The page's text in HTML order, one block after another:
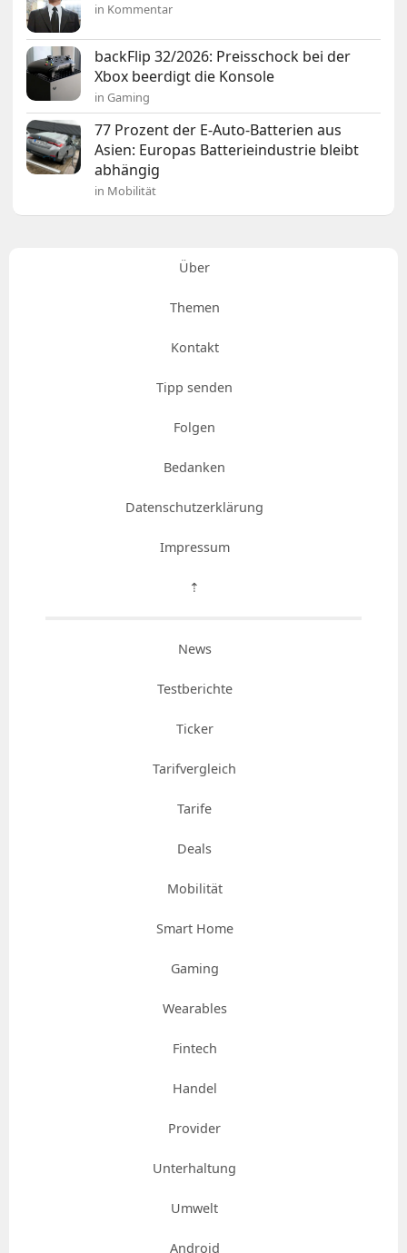
in Kommentar
backFlip 32/2026: Preisschock bei der
Xbox beerdigt die Konsole
in Gaming
77 Prozent der E-Auto-Batterien aus
Asien: Europas Batterieindustrie bleibt
abhängig
in Mobilität
Über
Themen
Kontakt
Tipp senden
Folgen
Bedanken
Datenschutzerklärung
Impressum
⇡
News
Testberichte
Ticker
Tarifvergleich
Tarife
Deals
Mobilität
Smart Home
Gaming
Wearables
Fintech
Handel
Provider
Unterhaltung
Umwelt
Android